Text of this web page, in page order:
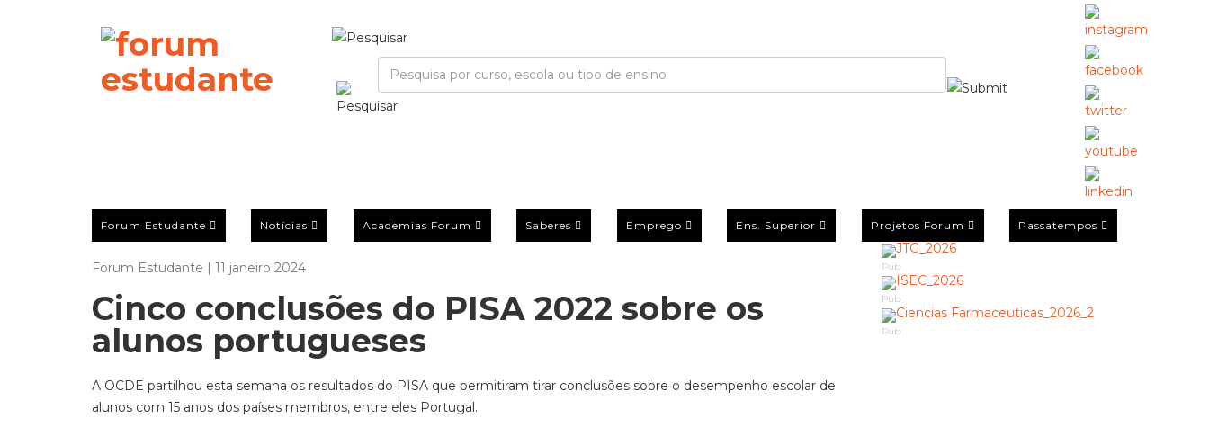
Forum Estudante Notícias Academias Forum Saberes Emprego Ens. Superior Projetos Forum Passatempos
Forum Estudante | 11 janeiro 2024
Cinco conclusões do PISA 2022 sobre os
alunos portugueses
A OCDE partilhou esta semana os resultados do PISA que permitiram tirar conclusões sobre o desempenho escolar de
alunos com 15 anos dos países membros, entre eles Portugal.
Pub
Pub
Pub